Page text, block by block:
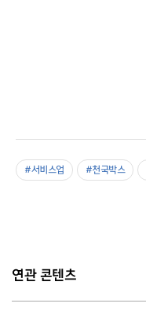
#서비스업 #천국박스
연관 콘텐츠